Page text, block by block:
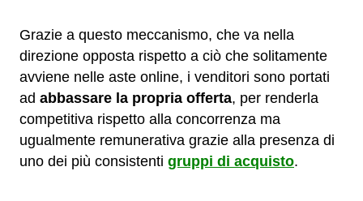
Grazie a questo meccanismo, che va nella
direzione opposta rispetto a ciò che solitamente
avviene nelle aste online, i venditori sono portati
ad abbassare la propria offerta, per renderla
competitiva rispetto alla concorrenza ma
ugualmente remunerativa grazie alla presenza di
uno dei più consistenti gruppi di acquisto.